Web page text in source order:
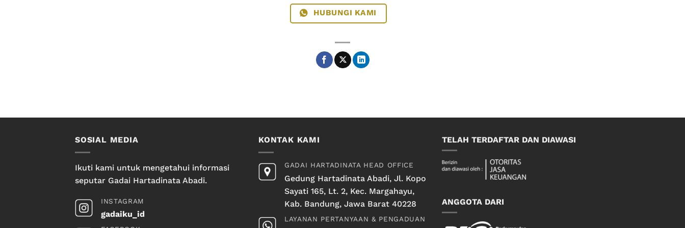
HUBUNGI KAMI
SOSIAL MEDIA
Ikuti kami untuk mengetahui informasi
seputar Gadai Hartadinata Abadi.
INSTAGRAM
gadaiku_id
KONTAK KAMI
GADAI HARTADINATA HEAD OFFICE
Gedung Hartadinata Abadi, Jl. Kopo
Sayati 165, Lt. 2, Kec. Margahayu,
Kab. Bandung, Jawa Barat 40228
LAYANAN PERTANYAAN & PENGADUAN
TELAH TERDAFTAR DAN DIAWASI
ANGGOTA DARI